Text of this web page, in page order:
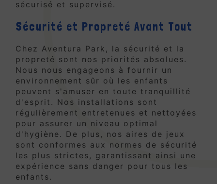
sécurisé et supervisé.
Sécurité et Propreté Avant Tout
Chez Aventura Park, la sécurité et la
propreté sont nos priorités absolues.
Nous nous engageons à fournir un
environnement sûr où les enfants
peuvent s'amuser en toute tranquillité
d'esprit. Nos installations sont
régulièrement entretenues et nettoyées
pour assurer un niveau optimal
d'hygiène. De plus, nos aires de jeux
sont conformes aux normes de sécurité
les plus strictes, garantissant ainsi une
expérience sans danger pour tous les
enfants.